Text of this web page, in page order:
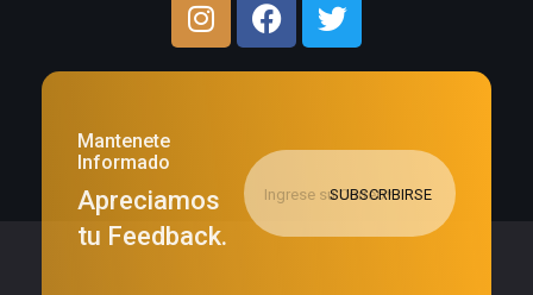
Mantenete
Informado
Apreciamos
tu Feedback.